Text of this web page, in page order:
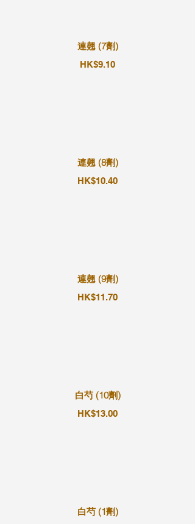
連翹 (7劑)
HK$9.10
連翹 (8劑)
HK$10.40
連翹 (9劑)
HK$11.70
白芍 (10劑)
HK$13.00
白芍 (1劑)